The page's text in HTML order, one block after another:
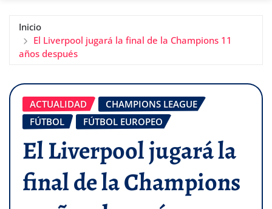
Inicio
El Liverpool jugará la final de la Champions 11
años después
ACTUALIDAD
CHAMPIONS LEAGUE
FÚTBOL
FÚTBOL EUROPEO
El Liverpool jugará la
final de la Champions